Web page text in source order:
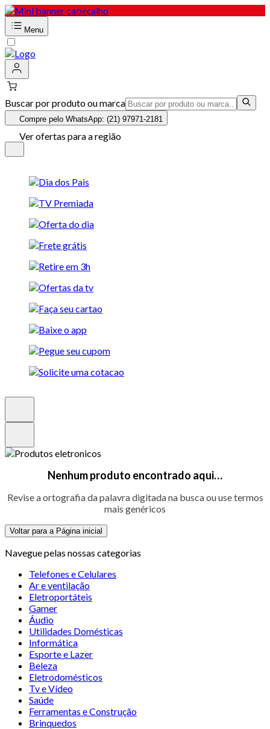
Menu
Buscar por produto ou marca
Compre pelo WhatsApp: (21) 97971-2181
Ver ofertas para a região
Nenhum produto encontrado aqui…
Revise a ortografia da palavra digitada na busca ou use termos
mais genéricos
Voltar para a Página inicial
Navegue pelas nossas categorias
Telefones e Celulares
Ar e ventilação
Eletroportáteis
Gamer
Áudio
Utilidades Domésticas
Informática
Esporte e Lazer
Beleza
Eletrodomésticos
Tv e Vídeo
Saúde
Ferramentas e Construção
Brinquedos